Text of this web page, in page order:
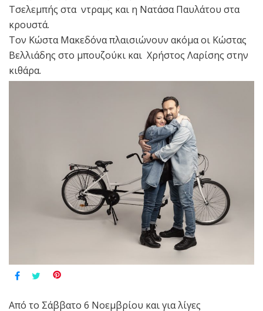
Τσελεμπής στα ντραμς και η Νατάσα Παυλάτου στα
κρουστά.
Τον Κώστα Μακεδόνα πλαισιώνουν ακόμα οι Κώστας
Βελλιάδης στο μπουζούκι και Χρήστος Λαρίσης στην
κιθάρα.
Από το Σάββατο 6 Νοεμβρίου και για λίγες